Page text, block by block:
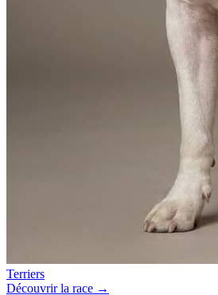
Terriers
Découvrir la race →